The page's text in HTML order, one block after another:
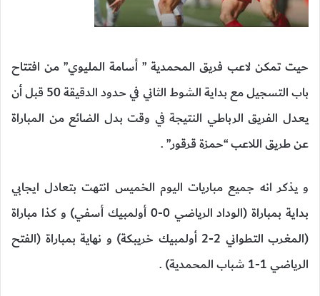
حيت تمكن لاعب فريق المحمدية ” أسامة المليوي” من افتتاح
باب التسجيل مع بداية الشوط الثاني في حدود الدقيقة 50 قبل أن
يعدل الفريق الرباطي النتيجة في وقت بدل الضائع من المباراة
عن طريق اللاعب “حمزة قرقور” .
و يذكر انه جميع مباريات اليوم الخميس انتهت بتعادل ايجابي
بداية بمباراة (الوداد الرياضي 0-0 أولمبيك أسفي) و كذا مباراة
(المغرب التطواني 2-2 أولمبيك خريبكة) و نهاية بمباراة (الفتح
الرياضي 1-1 شباب المحمدية) .